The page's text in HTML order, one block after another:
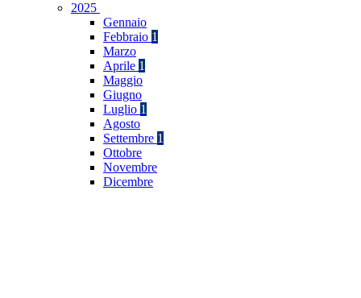
2025
Gennaio
Febbraio 1
Marzo
Aprile 1
Maggio
Giugno
Luglio 1
Agosto
Settembre 1
Ottobre
Novembre
Dicembre